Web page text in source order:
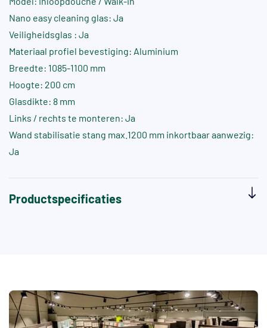
Nano easy cleaning glas: Ja
Veiligheidsglas : Ja
Materiaal profiel bevestiging: Aluminium
Breedte: 1085-1100 mm
Hoogte: 200 cm
Glasdikte: 8 mm
Links / rechts te monteren: Ja
Wand stabilisatie stang max.1200 mm inkortbaar aanwezig:
Ja
Productspecificaties